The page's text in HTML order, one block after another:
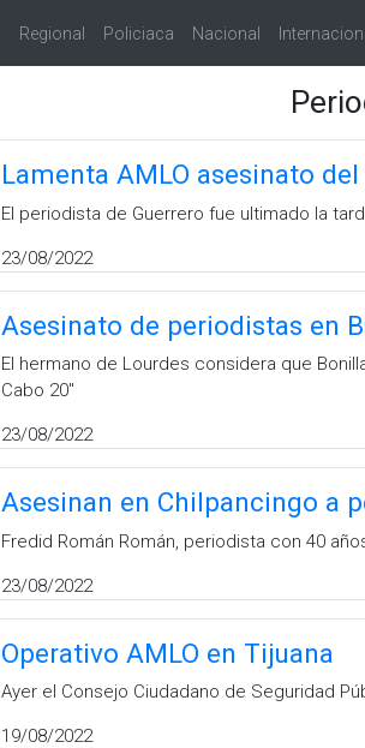
Regional Policiaca Nacional
Lamenta AMLO asesinato
El periodista de Guerrero fue ultimado la
23/08/2022
Asesinato de periodistas en
El hermano de Lourdes considera que
Cabo 20''
23/08/2022
Asesinan en Chilpancingo a
Fredid Román Román, periodista con 40
23/08/2022
Operativo AMLO en Tijuana
Ayer el Consejo Ciudadano de Seguridad
19/08/2022